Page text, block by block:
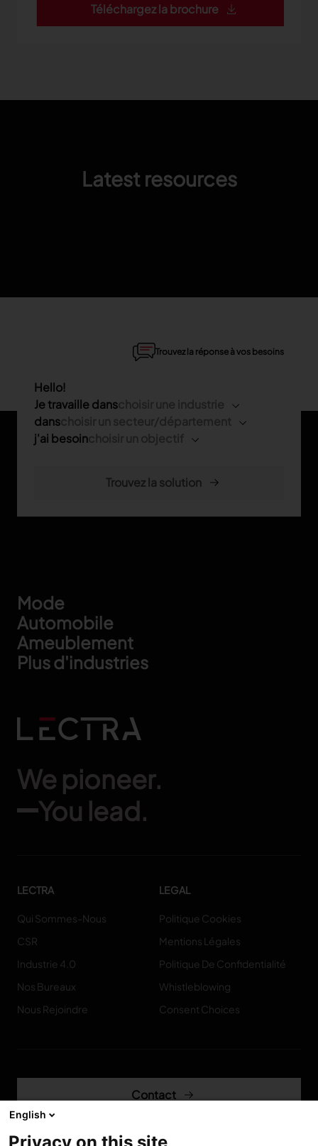
Téléchargez la brochure
Latest resources
Footer
Mode
Automobile
Ameublement
Plus d'industries
We pioneer.
You lead.
LECTRA
Qui Sommes-Nous
CSR
Industrie 4.0
Nos Bureaux
Nous Rejoindre
LEGAL
Politique Cookies
Mentions Légales
Politique De Confidentialité
Whistleblowing
Consent Choices
Contact
Trouvez la réponse à vos besoins
Hello!
Je travaille dans
dans
j'ai besoin
English